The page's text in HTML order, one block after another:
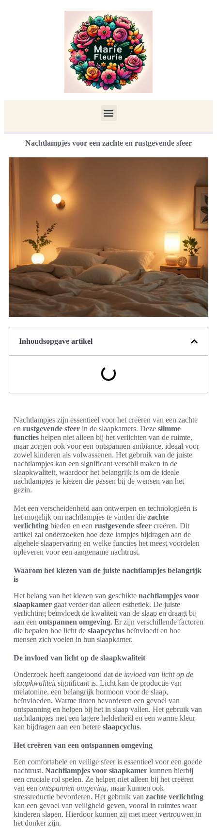
Nachtlampjes voor een zachte en rustgevende sfeer
Inhoudsopgave artikel
Nachtlampjes zijn essentieel voor het creëren van een zachte
en rustgevende sfeer in de slaapkamers. Deze slimme
functies helpen niet alleen bij het verlichten van de ruimte,
maar zorgen ook voor een ontspannen ambiance, ideaal voor
zowel kinderen als volwassenen. Het gebruik van de juiste
nachtlampjes kan een significant verschil maken in de
slaapkwaliteit, waardoor het belangrijk is om de ideale
nachtlampjes te kiezen die passen bij de wensen van het
gezin.
Met een verscheidenheid aan ontwerpen en technologieën is
het mogelijk om nachtlampjes te vinden die zachte
verlichting bieden en een rustgevende sfeer creëren. Dit
artikel zal onderzoeken hoe deze lampjes bijdragen aan de
algehele slaapervaring en welke functies het meest voordelen
opleveren voor een aangename nachtrust.
Waarom het kiezen van de juiste nachtlampjes belangrijk
is
Het belang van het kiezen van geschikte nachtlampjes voor
slaapkamer gaat verder dan alleen esthetiek. De juiste
verlichting beïnvloedt de kwaliteit van de slaap en draagt bij
aan een ontspannen omgeving. Er zijn verschillende factoren
die bepalen hoe licht de slaapcyclus beïnvloedt en hoe
mensen zich voelen in hun slaapkamer.
De invloed van licht op de slaapkwaliteit
Onderzoek heeft aangetoond dat de invloed van licht op de
slaapkwaliteitsignificant is. Licht kan de productie van
melatonine, een belangrijk hormoon voor de slaap,
beïnvloeden. Warme tinten bevorderen een gevoel van
ontspanning en helpen bij het in slaap vallen. Het gebruik van
nachtlampjes met een lagere helderheid en een warme kleur
kan bijdragen aan een betere slaapcyclus.
Het creëren van een ontspannen omgeving
Een comfortabele en veilige sfeer is essentieel voor een goede
nachtrust. Nachtlampjes voor slaapkamer kunnen hierbij
een cruciale rol spelen. Ze helpen niet alleen bij het creëren
van een ontspannen omgeving, maar kunnen ook
stressreductie bevorderen. Het gebruik van zachte verlichting
kan een gevoel van veiligheid geven, vooral in ruimtes waar
kinderen slapen. Hierdoor kunnen zij met meer vertrouwen in
het donker zijn.